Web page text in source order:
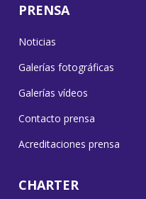
PRENSA
Noticias
Galerías fotográficas
Galerías vídeos
Contacto prensa
Acreditaciones prensa
CHARTER